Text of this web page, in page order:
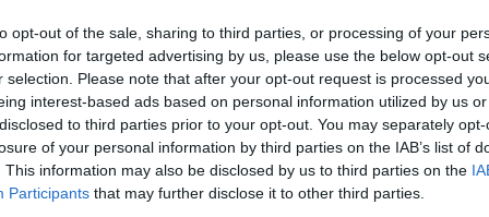
opt-out of the sale, sharing to third parties, or processing of your
for targeted advertising by us, please use the below opt-out
selection. Please note that after your opt-out request is processed
interest-based ads based on personal information utilized by us
to third parties prior to your opt-out. You may separately
of your personal information by third parties on the IAB’s list of
This information may also be disclosed by us to third parties on the
Participants that may further disclose it to other third parties.
un acuerdo de colaboración
sector hotelero y turístico valenciano,
de financiación a empresas asociadas y
a la modernización del negocio.
, permitirá a los asociados de HOSBEC —y a
acceder asoluciones financieras